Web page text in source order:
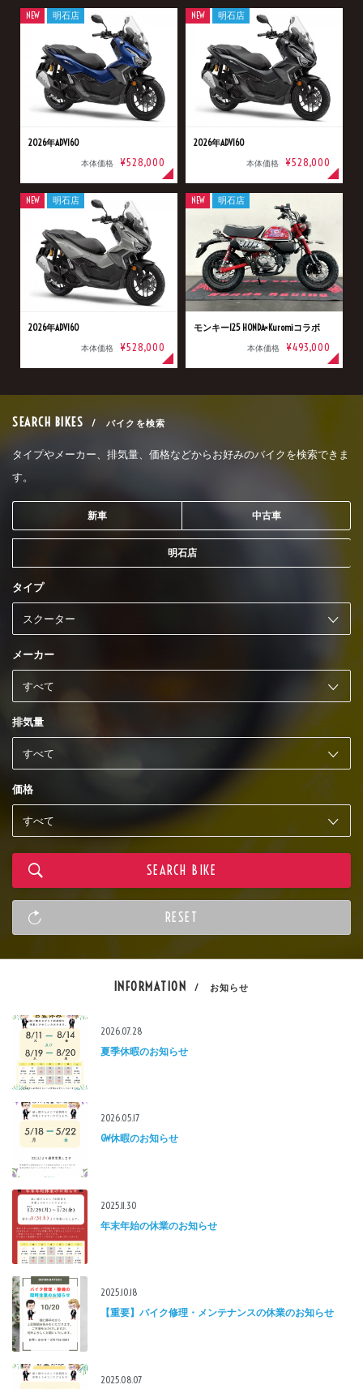
2026年ADV160
本体価格 ¥528,000
NEW 明石店
2026年ADV160
本体価格 ¥528,000
NEW 明石店
2026年ADV160
本体価格 ¥528,000
NEW 明石店
モンキー125 HONDA×Kuromiコラボ
本体価格 ¥493,000
NEW 明石店
SEARCH BIKES / バイクを検索
タイプやメーカー、排気量、価格などからお好みのバイクを検索できま
す。
新車 中古車
明石店
タイプ
メーカー
排気量
価格
INFORMATION / お知らせ
2026.07.28
夏季休暇のお知らせ
2026.05.17
GW休暇のお知らせ
2025.11.30
年末年始の休業のお知らせ
2025.10.18
【重要】バイク修理・メンテナンスの休業のお知らせ
2025.08.07